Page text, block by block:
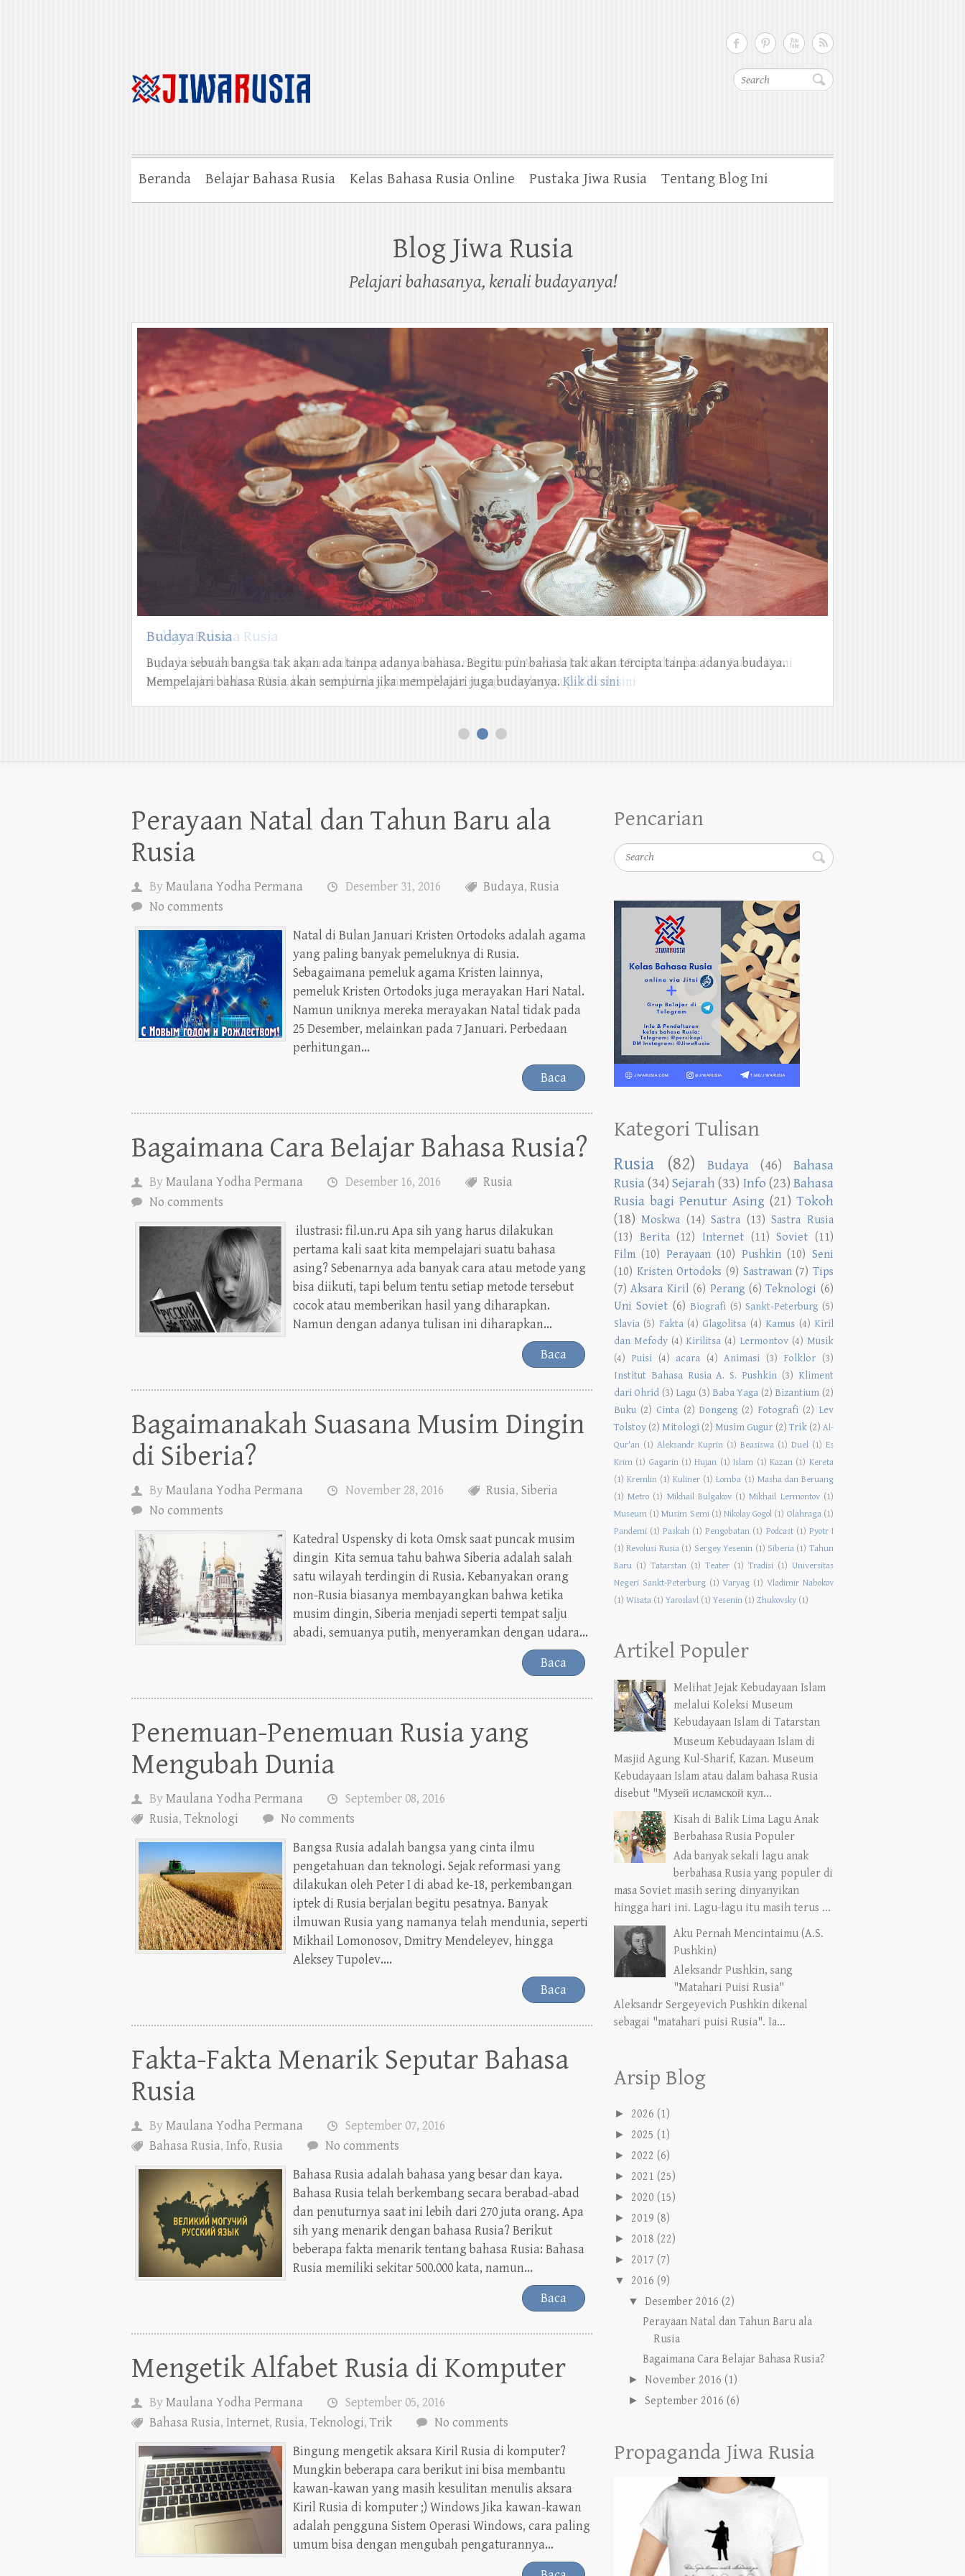
Cari
Beranda Belajar Bahasa Rusia Kelas Bahasa Rusia Online Pustaka Jiwa Rusia Tentang Blog Ini
Blog Jiwa Rusia
Pelajari bahasanya, kenali budayanya!
Budaya Rusia
Budaya sebuah bangsa tak akan ada tanpa adanya bahasa. Begitu pun bahasa tak akan tercipta tanpa adanya budaya.
Mempelajari bahasa Rusia akan sempurna jika mempelajari juga budayanya.Klik di sini
1 2 3
Perayaan Natal dan Tahun Baru ala
Rusia
ByMaulana Yodha Permana Desember 31, 2016 Budaya, Rusia
No comments
Natal di Bulan Januari Kristen Ortodoks adalah agama
yang paling banyak pemeluknya di Rusia.
Sebagaimana pemeluk agama Kristen lainnya,
pemeluk Kristen Ortodoks juga merayakan Hari Natal.
Namun uniknya mereka merayakan Natal tidak pada
25 Desember, melainkan pada 7 Januari. Perbedaan
perhitungan...
Baca
Bagaimana Cara Belajar Bahasa Rusia?
ByMaulana Yodha Permana Desember 16, 2016
Rusia
No comments
ilustrasi: fil.un.ru Apa sih yang harus dilakukan
pertama kali saat kita mempelajari suatu bahasa
asing? Sebenarnya ada banyak cara atau metode yang
bisa diikuti, tapi belum tentu setiap metode tersebut
cocok atau memberikan hasil yang diharapkan.
Namun dengan adanya tulisan ini diharapkan...
Baca
Bagaimanakah Suasana Musim Dingin
di Siberia?
ByMaulana Yodha Permana November 28, 2016 Rusia, Siberia
No comments
Katedral Uspensky di kota Omsk saat puncak musim
dingin Kita semua tahu bahwa Siberia adalah salah
satu wilayah terdingin di Rusia. Kebanyakan orang
non-Rusia biasanya membayangkan bahwa ketika
musim dingin, Siberia menjadi seperti tempat salju
abadi, semuanya putih, menyeramkan dengan udara...
Baca
Penemuan-Penemuan Rusia yang
Mengubah Dunia
ByMaulana Yodha Permana
September 08, 2016
Rusia,Teknologi
No comments
Bangsa Rusia adalah bangsa yang cinta ilmu
pengetahuan dan teknologi. Sejak reformasi yang
dilakukan oleh Peter I di abad ke-18, perkembangan
iptek di Rusia berjalan begitu pesatnya. Banyak
ilmuwan Rusia yang namanya telah mendunia, seperti
Mikhail Lomonosov, Dmitry Mendeleyev, hingga
Aleksey Tupolev....
Baca
Fakta-Fakta Menarik Seputar Bahasa
Rusia
ByMaulana Yodha Permana
September 07, 2016
Bahasa Rusia, Info, Rusia
No comments
Bahasa Rusia adalah bahasa yang besar dan kaya.
Bahasa Rusia telah berkembang secara berabad-abad
dan penuturnya saat ini lebih dari 270 juta orang. Apa
sih yang menarik dengan bahasa Rusia? Berikut
beberapa fakta menarik tentang bahasa Rusia: Bahasa
Rusia memiliki sekitar 500.000 kata, namun...
Baca
Mengetik Alfabet Rusia di Komputer
ByMaulana Yodha Permana
September 05, 2016
Bahasa Rusia, Internet, Rusia,Teknologi,Trik
No comments
Bingung mengetik aksara Kiril Rusia di komputer?
Mungkin beberapa cara berikut ini bisa membantu
kawan-kawan yang masih kesulitan menulis aksara
Kiril Rusia di komputer ;) Windows Jika kawan-kawan
adalah pengguna Sistem Operasi Windows, cara paling
umum bisa dengan mengubah pengaturannya...
Pencarian
Search
Kategori Tulisan
Rusia (82) Budaya (46)
Bahasa
Rusia(34) Sejarah(33) Info (23) Bahasa
Rusia bagi Penutur Asing (21) Tokoh
(18) Moskwa (14) Sastra (13) Sastra Rusia
(13) Berita (12) Internet (11) Soviet (11)
Film (10) Perayaan (10) Pushkin (10) Seni
(10) Kristen Ortodoks (9) Sastrawan (7) Tips
(7) Aksara Kiril (6) Perang (6) Teknologi (6)
Uni Soviet (6) Biografi (5) Sankt-Peterburg (5)
Slavia (5) Fakta (4) Glagolitsa (4) Kamus (4) Kiril
dan Mefody (4) Kirilitsa (4) Lermontov (4) Musik
(4) Puisi (4) acara (4) Animasi (3) Folklor (3)
Institut Bahasa Rusia A. S. Pushkin (3) Kliment
dari Ohrid (3) Lagu (3) Baba Yaga (2) Bizantium (2)
Buku (2) Cinta (2) Dongeng (2) Fotografi (2) Lev
Tolstoy (2) Mitologi (2) Musim Gugur (2) Trik (2) Al-
Qur'an (1) Aleksandr Kuprin (1) Beasiswa (1) Duel (1) Es
Krim (1) Gagarin (1) Hujan (1) Islam (1) Kazan (1) Kereta
(1) Kremlin (1) Kuliner (1) Lomba (1) Masha dan Beruang
(1) Metro (1) Mikhail Bulgakov (1) Mikhail Lermontov (1)
Museum (1) Musim Semi (1) Nikolay Gogol (1) Olahraga (1)
Pandemi (1) Paskah (1) Pengobatan (1) Podcast (1) Pyotr I
(1) Revolusi Rusia (1) Sergey Yesenin (1) Siberia (1) Tahun
Baru (1) Tatarstan (1) Teater (1) Tradisi (1) Universitas
Negeri Sankt-Peterburg (1) Varyag (1) Vladimir Nabokov
(1) Wisata (1) Yaroslavl (1) Yesenin (1) Zhukovsky (1)
Artikel Populer
Melihat Jejak Kebudayaan Islam
melalui Koleksi Museum
Kebudayaan Islam di Tatarstan
Museum Kebudayaan Islam di
Masjid Agung Kul-Sharif, Kazan. Museum
Kebudayaan Islam atau dalam bahasa Rusia
disebut "Музей исламской кул...
Kisah di Balik Lima Lagu Anak
Berbahasa Rusia Populer
Ada banyak sekali lagu anak
berbahasa Rusia yang populer di
masa Soviet masih sering dinyanyikan
hingga hari ini. Lagu-lagu itu masih terus ...
Aku Pernah Mencintaimu (A.S.
Pushkin)
Aleksandr Pushkin, sang
"Matahari Puisi Rusia"
Aleksandr Sergeyevich Pushkin dikenal
sebagai "matahari puisi Rusia". Ia...
Arsip Blog
► 2026 (1)
► 2025 (1)
► 2022 (6)
► 2021 (25)
► 2020 (15)
► 2019 (8)
► 2018 (22)
► 2017 (7)
▼ 2016 (9)
▼ Desember 2016 (2)
Perayaan Natal dan Tahun Baru ala
Rusia
Bagaimana Cara Belajar Bahasa Rusia?
► November 2016 (1)
►September 2016 (6)
Propaganda Jiwa Rusia